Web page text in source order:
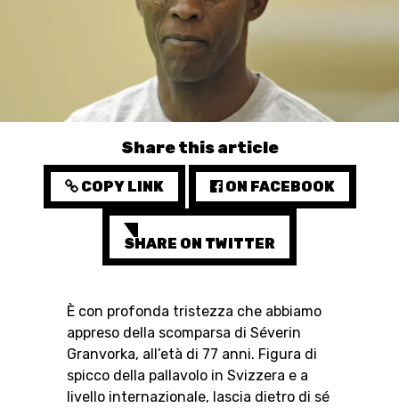
FORMAZIONE
BASKET IN CARROZZINA
MOBILIARE BASKETBALL
SWISS BASKETBALL
TV
SWISS BASKETBALL
Share this article
COPY LINK ON FACEBOOK
SHARE ON TWITTER
È con profonda tristezza che abbiamo
appreso della scomparsa di Séverin
Granvorka, all’età di 77 anni. Figura di
spicco della pallavolo in Svizzera e a
livello internazionale, lascia dietro di sé